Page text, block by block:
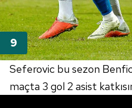
Seferovic bu sezon
maçta 3 gol 2 asist